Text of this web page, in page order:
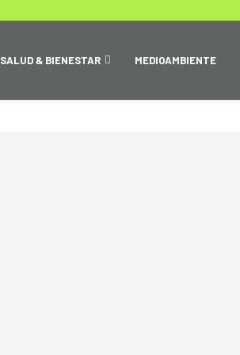
SALUD & BIENESTAR MEDIOAMBIENTE